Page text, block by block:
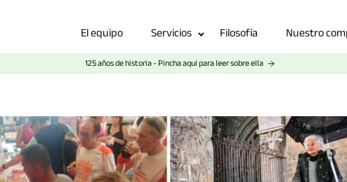
125 años de historia - Pincha aquí para leer sobre ella
El equipo Servicios Filosofía Nuestro